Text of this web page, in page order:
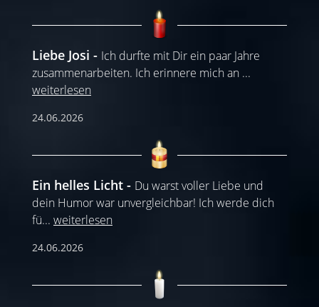
Liebe Josi
Ich durfte mit Dir ein paar Jahre
zusammenarbeiten. Ich erinnere mich an ...
weiterlesen
24.06.2026
Ein helles Licht
Du warst voller Liebe und
dein Humor war unvergleichbar! Ich werde dich
fü... weiterlesen
24.06.2026